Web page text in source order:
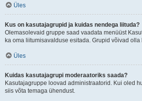
Üles
Kus on kasutajagrupid ja kuidas nendega liituda?
Olemasolevaid gruppe saad vaadata menüüst
ka oma liitumisavalduse esitada. Grupid võivad olla
Üles
Kuidas kasutajagrupi moderaatoriks saada?
Kasutajagruppe loovad administraatorid. Kui oled
siis võta temaga ühendust.